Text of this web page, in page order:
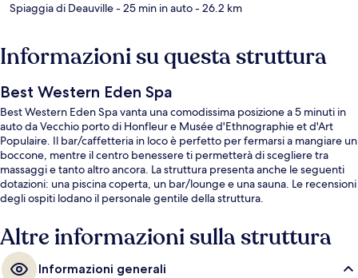
Spiaggia di Deauville- 25 min in auto- 26.2 km
Informazioni su questa struttura
Best Western Eden Spa
Best Western Eden Spa vanta una comodissima posizione a 5 minuti in
auto da Vecchio porto di Honfleur e Musée d'Ethnographie et d'Art
Populaire. Il bar/caffetteria in loco è perfetto per fermarsi a mangiare un
boccone, mentre il centro benessere ti permetterà di scegliere tra
massaggi e tanto altro ancora. La struttura presenta anche le seguenti
dotazioni: una piscina coperta, un bar/lounge e una sauna. Le recensioni
degli ospiti lodano il personale gentile della struttura.
Altre informazioni sulla struttura
Informazioni generali